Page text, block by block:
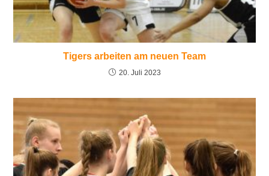
Tigers arbeiten am neuen Team
20. Juli 2023